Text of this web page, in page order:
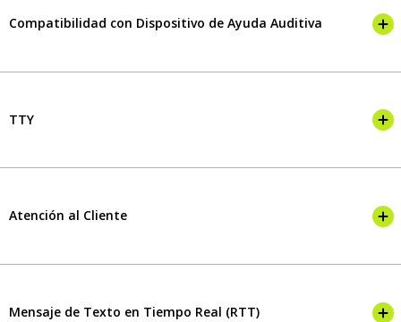
Compatibilidad con Dispositivo de Ayuda Auditiva
TTY
Atención al Cliente
Mensaje de Texto en Tiempo Real (RTT)